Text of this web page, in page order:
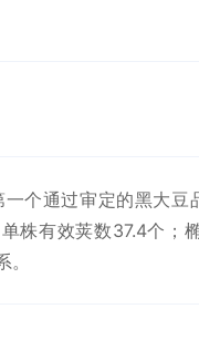
一个通过审定的黑大
株有效荚数37.4个